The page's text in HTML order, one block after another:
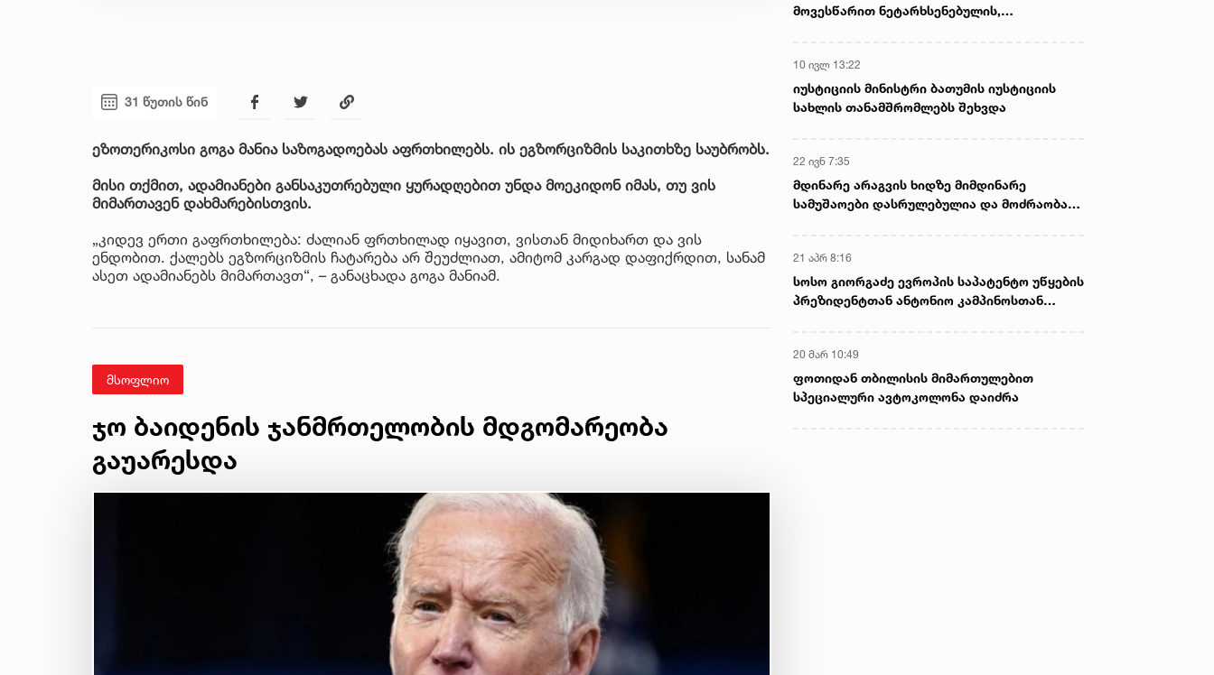
31 წუთის წინ
ეზოთერიკოსი გოგა მანია საზოგადოებას აფრთხილებს. ის ეგზორციზმის საკითხზე საუბრობს.
მისი თქმით, ადამიანები განსაკუთრებული ყურადღებით უნდა მოეკიდონ იმას, თუ ვის
მიმართავენ დახმარებისთვის.
„კიდევ ერთი გაფრთხილება: ძალიან ფრთხილად იყავით, ვისთან მიდიხართ და ვის
ენდობით. ქალებს ეგზორციზმის ჩატარება არ შეუძლიათ, ამიტომ კარგად დაფიქრდით, სანამ
ასეთ ადამიანებს მიმართავთ“, – განაცხადა გოგა მანიამ.
მსოფლიო
ჯო ბაიდენის ჯანმრთელობის მდგომარეობა
გაუარესდა
მოვესწარით ნეტარხსენებულის,
10 ივლ 13:22
იუსტიციის მინისტრი ბათუმის იუსტიციის
სახლის თანამშრომლებს შეხვდა
22 ივნ 7:35
მდინარე არაგვის ხიდზე მიმდინარე
სამუშაოები დასრულებულია და მოძრაობა
21 აპრ 8:16
სოსო გიორგაძე ევროპის საპატენტო უწყების
პრეზიდენტთან ანტონიო კამპინოსთან
20 მარ 10:49
ფოთიდან თბილისის მიმართულებით
სპეციალური ავტოკოლონა დაიძრა